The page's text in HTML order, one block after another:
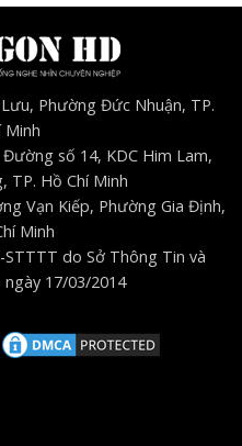
Phường Đức Nhuận, TP.
Minh
Đường số 14, KDC Him Lam,
TP. Hồ Chí Minh
Vạn Kiếp, Phường Gia Định,
Minh
STTTT do Sở Thông Tin và
17/03/2014